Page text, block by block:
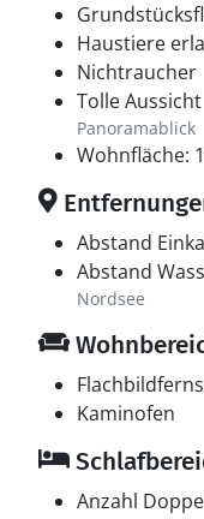
Haustiere
Nichtraucher
Tolle Aussicht
Panoramablick
Wohnfläche:
Abstand
Abstand
Nordsee
Kaminofen
Anzahl